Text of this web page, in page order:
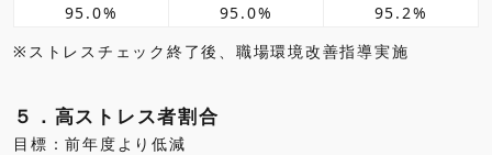
95.0%
95.0%
95.2%
※ストレスチェック終了後、職場環境改善指導実施
５．高ストレス者割合
目標：前年度より低減